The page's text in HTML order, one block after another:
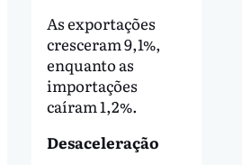
As exportações
cresceram 9,1%,
enquanto as
importações
caíram 1,2%.
Desaceleração